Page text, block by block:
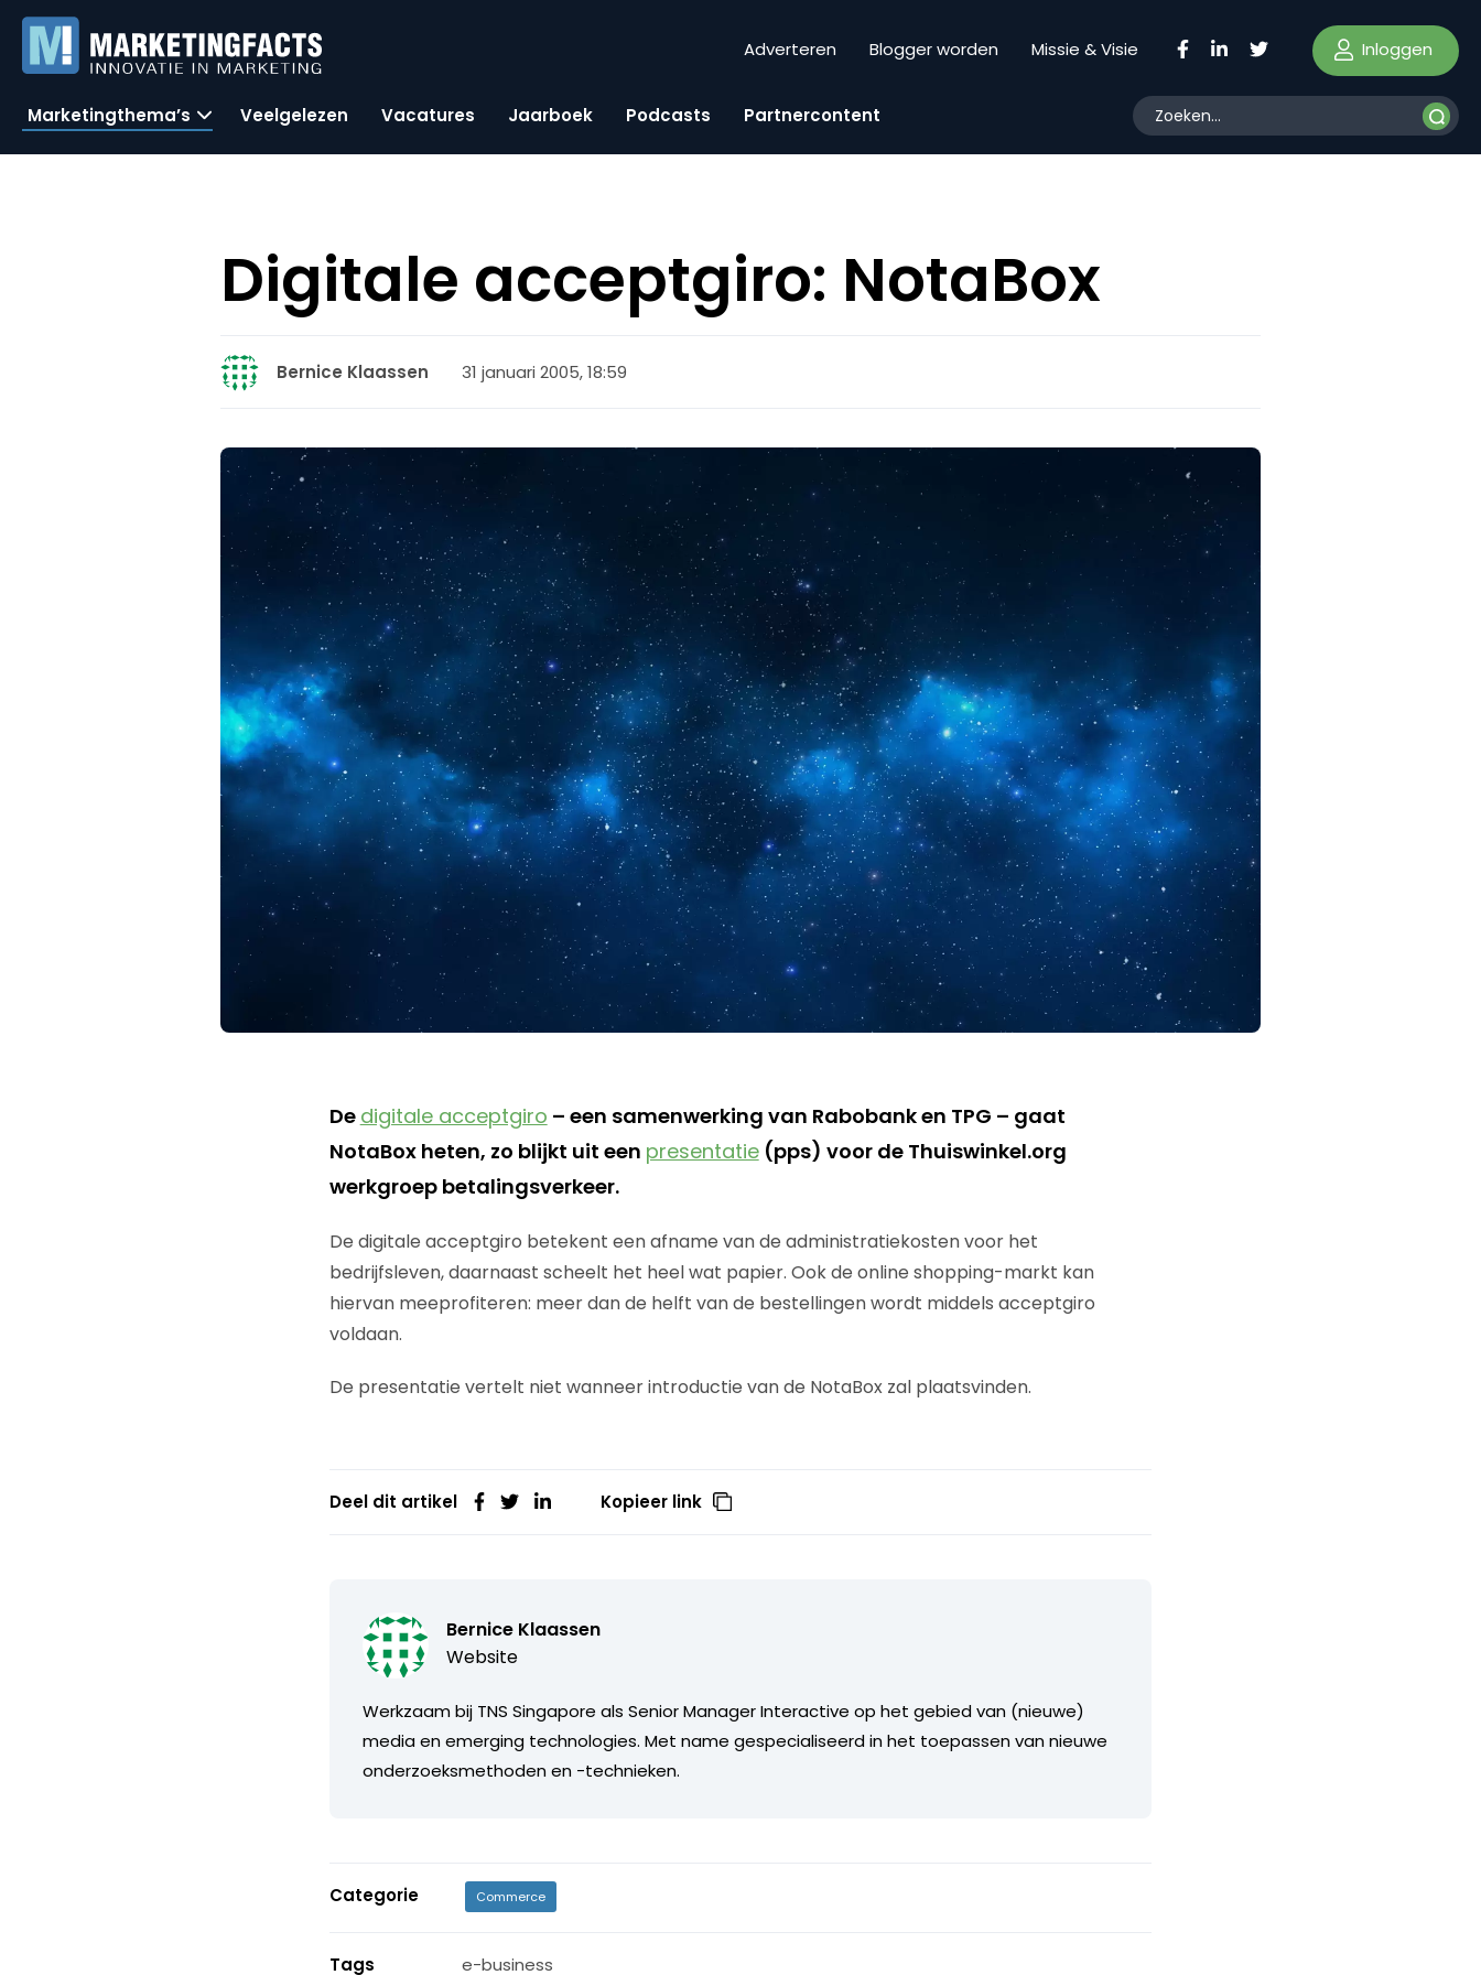
Adverteren Blogger worden Missie & Visie Inloggen
Marketingthema’s Veelgelezen Vacatures Jaarboek Podcasts Partnercontent
Digitale acceptgiro: NotaBox
Bernice Klaassen 31 januari 2005, 18:59
De digitale acceptgiro – een samenwerking van Rabobank en TPG – gaat
NotaBox heten, zo blijkt uit een presentatie(pps) voor de Thuiswinkel.org
werkgroep betalingsverkeer.
De digitale acceptgiro betekent een afname van de administratiekosten voor het
bedrijfsleven, daarnaast scheelt het heel wat papier. Ook de online shopping-markt kan
hiervan meeprofiteren: meer dan de helft van de bestellingen wordt middels acceptgiro
voldaan.
De presentatie vertelt niet wanneer introductie van de NotaBox zal plaatsvinden.
Deel dit artikel Kopieer link
Bernice Klaassen
Website
Werkzaam bij TNS Singapore als Senior Manager Interactive op het gebied van (nieuwe)
media en emerging technologies. Met name gespecialiseerd in het toepassen van nieuwe
onderzoeksmethoden en -technieken.
Categorie Commerce
Tags e-business